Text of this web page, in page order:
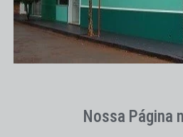
Nossa Página